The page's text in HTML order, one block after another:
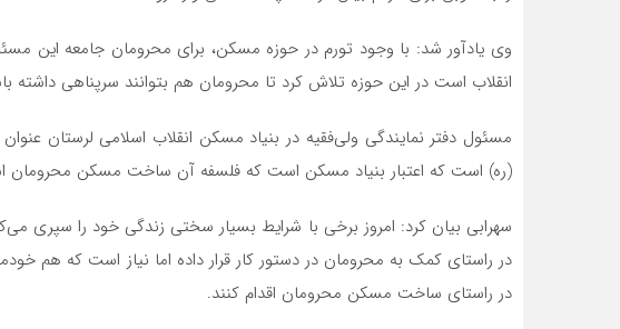
وی یادآور شد: با وجود تورم در حوزه مسکن، برای محرومان جامعه این
انقلاب است در این حوزه تلاش کرد تا محرومان هم بتوانند سرپناهی داشته
(ره) است که اعتبار بنیاد مسکن است که فلسفه آن ساخت مسکن محرومان
در راستای کمک به محرومان در دستور کار قرار داده اما نیاز است که هم
در راستای ساخت مسکن محرومان اقدام کنند.